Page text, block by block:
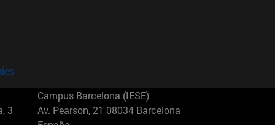
3
Campus Barcelona (IESE)
Av. Pearson, 21 08034 Barcelona